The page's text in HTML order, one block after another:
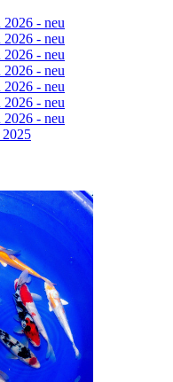
- neu
- neu
- neu
- neu
- neu
- neu
- neu